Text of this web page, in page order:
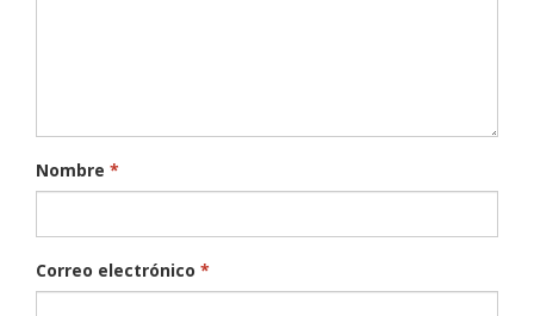
Nombre *
Correo electrónico *